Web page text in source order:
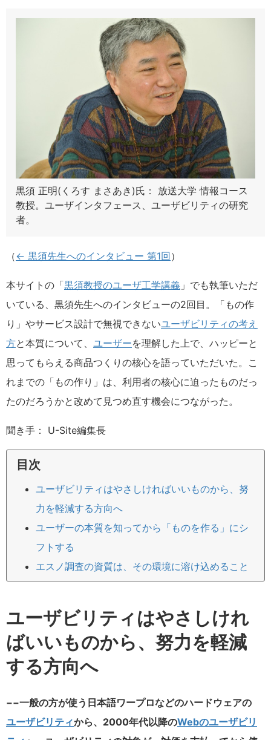
黒須 正明(くろす まさあき)氏： 放送大学 情報コース
教授。ユーザインタフェース、ユーザビリティの研究
者。
（← 黒須先生へのインタビュー 第1回 ）
本サイトの「黒須教授のユーザ工学講義 」でも執筆いただ
いている、黒須先生へのインタビューの2回目。「もの作
り」やサービス設計で無視できないユーザビリティの考え
方と本質について、 ユーザーを理解した上で、ハッピーと
思ってもらえる商品つくりの核心を語っていただいた。こ
れまでの「もの作り」は、利用者の核心に迫ったものだっ
たのだろうかと改めて見つめ直す機会につながった。
聞き手： U-Site編集長
目次
ユーザビリティはやさしければいいものから、努
力を軽減する方向へ
ユーザーの本質を知ってから「ものを作る」にシ
フトする
エスノ調査の資質は、その環境に溶け込めること
ユーザビリティはやさしけれ
ばいいものから、努力を軽減
する方向へ
−−一般の方が使う日本語ワープロなどのハードウェアの
ユーザビリティから、2000年代以降のWebのユーザビリ